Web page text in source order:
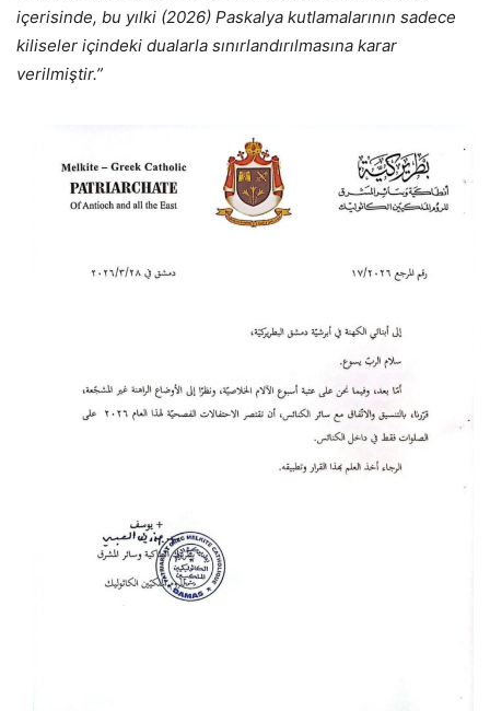
içerisinde, bu yılki (2026) Paskalya kutlamalarının sadece
kiliseler içindeki dualarla sınırlandırılmasına karar
verilmiştir.”